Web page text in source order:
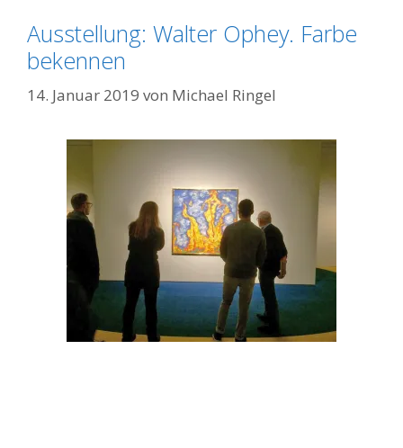
Ausstellung: Walter Ophey. Farbe
bekennen
14. Januar 2019 von Michael Ringel